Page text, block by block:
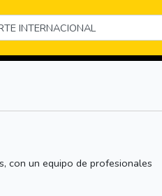
con un equipo de profesionales